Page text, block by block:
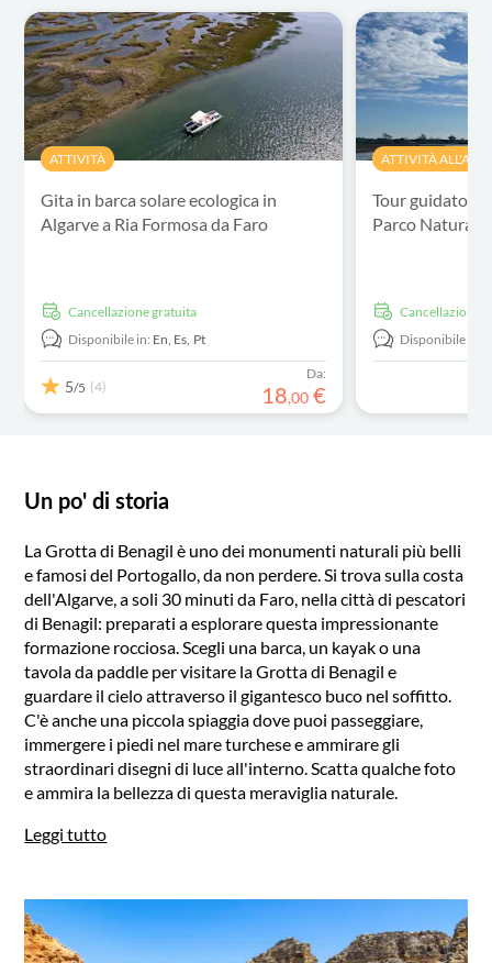
ATTIVITÀ
Gita in barca solare ecologica in
Algarve a Ria Formosa da Faro
Cancellazione gratuita
Disponibile in: En, Es, Pt
5/5 (4)
Da:
18,00 €
ATTIVITÀ
Tour guidato
Parco Naturale
Cancellazione
Disponibile in:
Un po' di storia
La Grotta di Benagil è uno dei monumenti naturali più belli
e famosi del Portogallo, da non perdere. Si trova sulla costa
dell'Algarve, a soli 30 minuti da Faro, nella città di pescatori
di Benagil: preparati a esplorare questa impressionante
formazione rocciosa. Scegli una barca, un kayak o una
tavola da paddle per visitare la Grotta di Benagil e
guardare il cielo attraverso il gigantesco buco nel soffitto.
C'è anche una piccola spiaggia dove puoi passeggiare,
immergere i piedi nel mare turchese e ammirare gli
straordinari disegni di luce all'interno. Scatta qualche foto
e ammira la bellezza di questa meraviglia naturale.
Leggi tutto